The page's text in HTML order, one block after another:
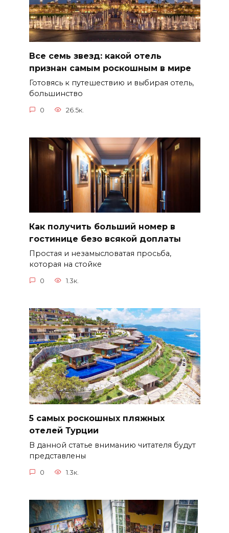
Все семь звезд: какой отель
признан самым роскошным в мире
Готовясь к путешествию и выбирая отель,
большинство
0 26.5к.
Как получить больший номер в
гостинице безо всякой доплаты
Простая и незамысловатая просьба,
которая на стойке
0 1.3к.
5 самых роскошных пляжных
отелей Турции
В данной статье вниманию читателя будут
представлены
0 1.3к.